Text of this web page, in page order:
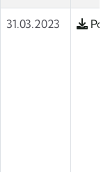
31.03.2023